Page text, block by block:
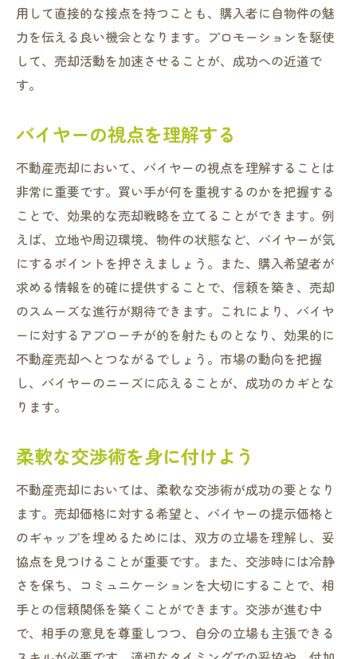
利益を最大化する交渉術
リフォームとメンテナンスの影響
売却後の資金計画を立てる
用して直接的な接点を持つことも、購入者に自物件の魅
力を伝える良い機会となります。プロモーションを駆使
して、売却活動を加速させることが、成功への近道で
す。
バイヤーの視点を理解する
不動産売却において、バイヤーの視点を理解することは
非常に重要です。買い手が何を重視するのかを把握する
ことで、効果的な売却戦略を立てることができます。例
えば、立地や周辺環境、物件の状態など、バイヤーが気
にするポイントを押さえましょう。また、購入希望者が
求める情報を的確に提供することで、信頼を築き、売却
のスムーズな進行が期待できます。これにより、バイヤ
ーに対するアプローチが的を射たものとなり、効果的に
不動産売却へとつながるでしょう。市場の動向を把握
し、バイヤーのニーズに応えることが、成功のカギとな
ります。
柔軟な交渉術を身に付けよう
不動産売却においては、柔軟な交渉術が成功の要となり
ます。売却価格に対する希望と、バイヤーの提示価格と
のギャップを埋めるためには、双方の立場を理解し、妥
協点を見つけることが重要です。また、交渉時には冷静
さを保ち、コミュニケーションを大切にすることで、相
手との信頼関係を築くことができます。交渉が進む中
で、相手の意見を尊重しつつ、自分の立場も主張できる